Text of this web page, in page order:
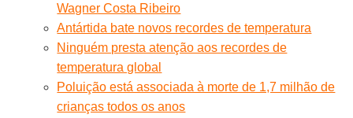
Wagner Costa Ribeiro
Antártida bate novos recordes de temperatura
Ninguém presta atenção aos recordes de
temperatura global
Poluição está associada à morte de 1,7 milhão de
crianças todos os anos